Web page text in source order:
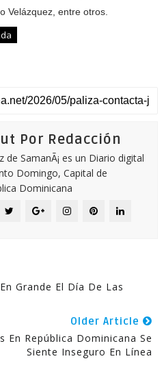
Velázquez, entre otros.
Por Redacción
de SamanÃ¡ es un Diario digital
Domingo, Capital de
Dominicana
Grande El Día De Las
Older Article
En República Dominicana Se
Siente Inseguro En Línea